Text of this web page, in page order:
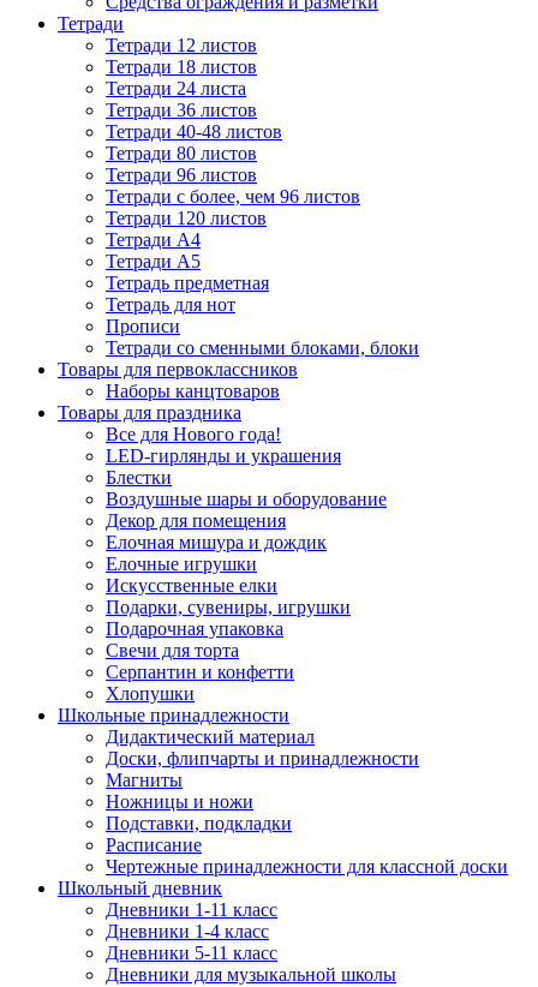
Тетради
Тетради 12 листов
Тетради 18 листов
Тетради 24 листа
Тетради 36 листов
Тетради 40-48 листов
Тетради 80 листов
Тетради 96 листов
Тетради с более, чем 96 листов
Тетради 120 листов
Тетради А4
Тетради А5
Тетрадь предметная
Тетрадь для нот
Прописи
Тетради со сменными блоками, блоки
Товары для первоклассников
Наборы канцтоваров
Товары для праздника
Все для Нового года!
LED-гирлянды и украшения
Блестки
Воздушные шары и оборудование
Декор для помещения
Елочная мишура и дождик
Елочные игрушки
Искусственные елки
Подарки, сувениры, игрушки
Подарочная упаковка
Свечи для торта
Серпантин и конфетти
Хлопушки
Школьные принадлежности
Дидактический материал
Доски, флипчарты и принадлежности
Магниты
Ножницы и ножи
Подставки, подкладки
Расписание
Чертежные принадлежности для классной доски
Школьный дневник
Дневники 1-11 класс
Дневники 1-4 класс
Дневники 5-11 класс
Дневники для музыкальной школы